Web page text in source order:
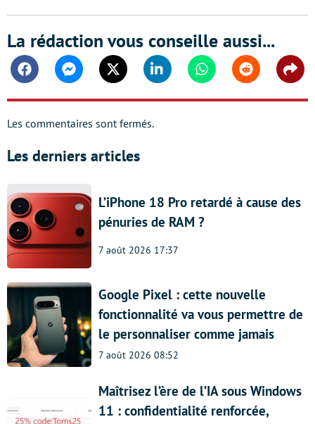
La rédaction vous conseille aussi...
FacebookMessengerTwitter Linkedin WhatsappReddit
Les commentaires sont fermés.
Les derniers articles
L’iPhone 18 Pro retardé à cause des
pénuries de RAM ?
7 août 2026 17:37
Google Pixel : cette nouvelle
fonctionnalité va vous permettre de
le personnaliser comme jamais
7 août 2026 08:52
Maîtrisez l’ère de l’IA sous Windows
11 : confidentialité renforcée,